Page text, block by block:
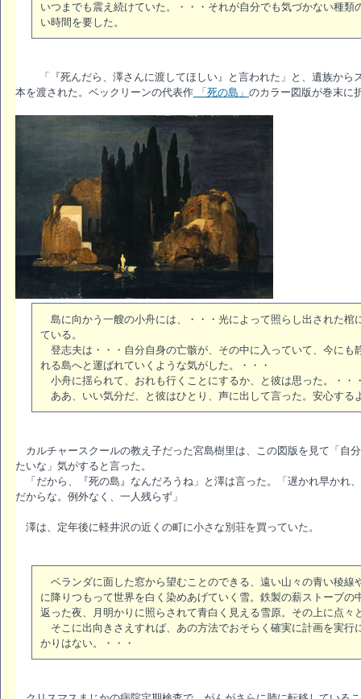
いつまでも震え続けていた。・・・それが自分でも気づかない種
い時間を要した。
「『死んだら、澤さんに渡してほしい』と言われた」と、遺族から
本を渡された。ベックリーンの代表作 「死の島」 のカラー図版が巻末に
島に向かう一艘の小舟には、・・・光によって照らし出された棺
ている。
登志夫は・・・自分自身の亡骸が、その中に入っていて、今にも
れる島へと運ばれていくような気がした。・・・
小舟に揺られて、おれも行くことにするか、と彼は思った。・・
ああ、いい気分だ、と彼はひとり、声に出して言った。安心する
カルチャースクールの教え子だった宮島樹里は、この図版を見て「自
たいな」気がすると言った。
「だから、『死の島』なんだろうね」と澤は言った。「遅かれ早かれ
だからな。例外なく、一人残らず」
澤は、定年後に軽井沢の近くの町に小さな別荘を買っていた。
ベランダに面した窓から望むことのできる、遠い山々の青い稜線
に降りつもって世界を白く染めあげていく雪。鉄製の薪ストーブ
返った夜、月明かりに照らされて青白く見える雪原。その上に点々
そこに出向きさえすれば、あの方法でおそらく確実に計画を実行
かりはない。・・・